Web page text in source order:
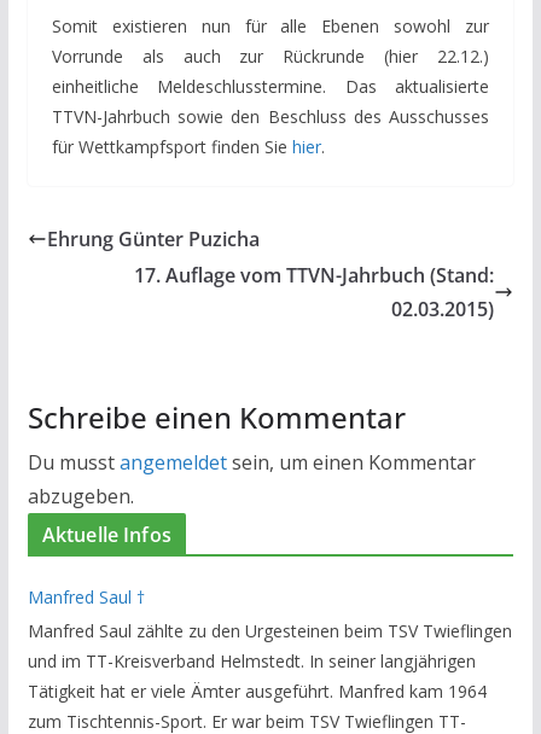
Somit existieren nun für alle Ebenen sowohl zur
Vorrunde als auch zur Rückrunde (hier 22.12.)
einheitliche Meldeschlusstermine. Das aktualisierte
TTVN-Jahrbuch sowie den Beschluss des Ausschusses
für Wettkampfsport finden Sie hier.
Ehrung Günter Puzicha
17. Auflage vom TTVN-Jahrbuch (Stand:
02.03.2015)
Schreibe einen Kommentar
Du musstangemeldetsein, um einen Kommentar
abzugeben.
Aktuelle Infos
Manfred Saul †
Manfred Saul zählte zu den Urgesteinen beim TSV Twieflingen
und im TT-Kreisverband Helmstedt. In seiner langjährigen
Tätigkeit hat er viele Ämter ausgeführt. Manfred kam 1964
zum Tischtennis-Sport. Er war beim TSV Twieflingen TT-